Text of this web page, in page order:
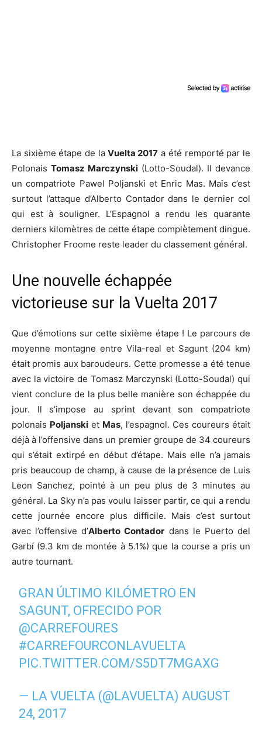
La sixième étape de laVuelta 2017 a été remporté par le
Polonais Tomasz Marczynski (Lotto-Soudal). Il devance
un compatriote Pawel Poljanski et Enric Mas. Mais c’est
surtout l’attaque d’Alberto Contador dans le dernier col
qui est à souligner. L’Espagnol a rendu les quarante
derniers kilomètres de cette étape complètement dingue.
Christopher Froome reste leader du classement général.
Une nouvelle échappée
victorieuse sur la Vuelta 2017
Que d’émotions sur cette sixième étape ! Le parcours de
moyenne montagne entre Vila-real et Sagunt (204 km)
était promis aux baroudeurs. Cette promesse a été tenue
avec la victoire de Tomasz Marczynski (Lotto-Soudal) qui
vient conclure de la plus belle manière son échappée du
jour. Il s’impose au sprint devant son compatriote
polonais Poljanski et Mas, l’espagnol. Ces coureurs était
déjà à l’offensive dans un premier groupe de 34 coureurs
qui s’était extirpé en début d’étape. Mais elle n’a jamais
pris beaucoup de champ, à cause de la présence de Luis
Leon Sanchez, pointé à un peu plus de 3 minutes au
général. La Sky n’a pas voulu laisser partir, ce qui a rendu
cette journée encore plus difficile. Mais c’est surtout
avec l’offensive d’Alberto Contador dans le Puerto del
Garbí (9.3 km de montée à 5.1%) que la course a pris un
autre tournant.
GRAN ÚLTIMO KILÓMETRO EN
SAGUNT, OFRECIDO POR
@CARREFOURES
#CARREFOURCONLAVUELTA
PIC.TWITTER.COM/S5DT7MGAXG
— LA VUELTA (@LAVUELTA) AUGUST
24, 2017